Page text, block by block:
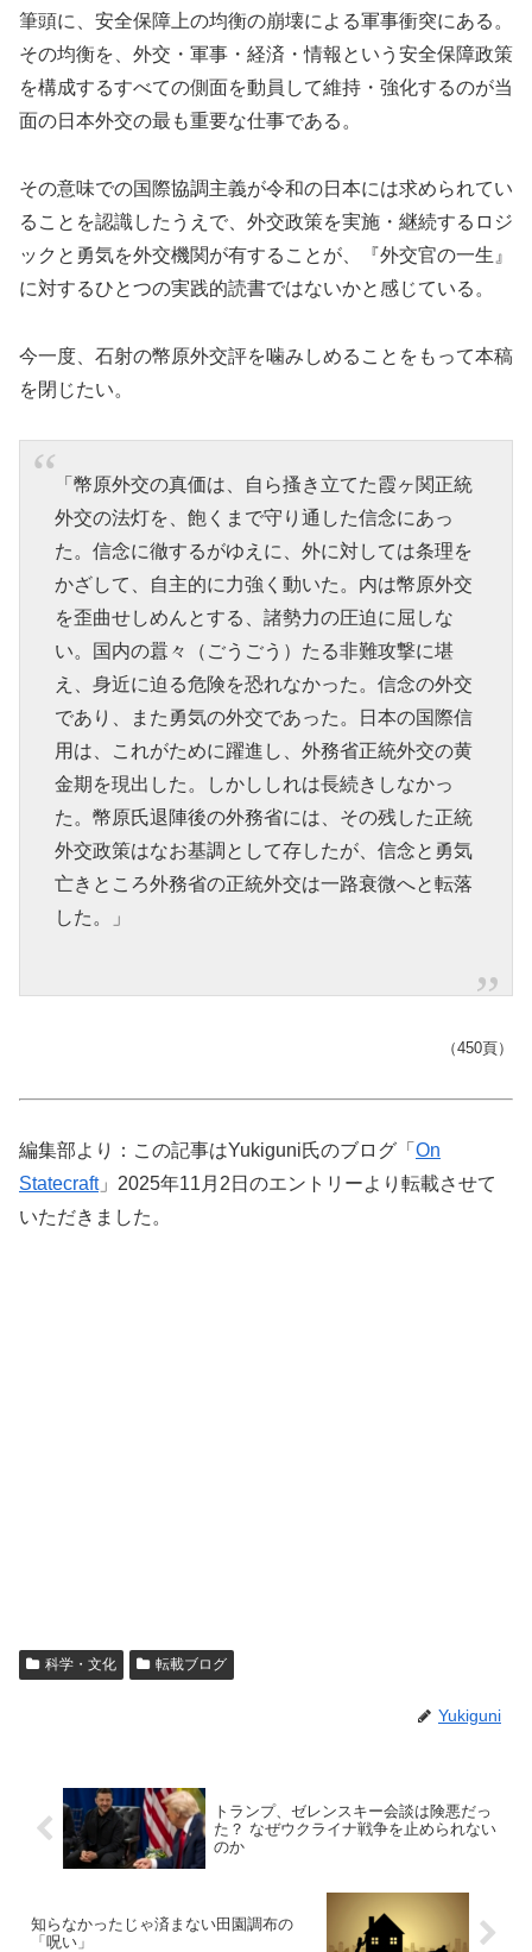
筆頭に、安全保障上の均衡の崩壊による軍事衝突にある。
その均衡を、外交・軍事・経済・情報という安全保障政策
を構成するすべての側面を動員して維持・強化するのが当
面の日本外交の最も重要な仕事である。
その意味での国際協調主義が令和の日本には求められてい
ることを認識したうえで、外交政策を実施・継続するロジ
ックと勇気を外交機関が有することが、『外交官の一生』
に対するひとつの実践的読書ではないかと感じている。
今一度、石射の幣原外交評を噛みしめることをもって本稿
を閉じたい。
「幣原外交の真価は、自ら搔き立てた霞ヶ関正統
外交の法灯を、飽くまで守り通した信念にあっ
た。信念に徹するがゆえに、外に対しては条理を
かざして、自主的に力強く動いた。内は幣原外交
を歪曲せしめんとする、諸勢力の圧迫に屈しな
い。国内の囂々（ごうごう）たる非難攻撃に堪
え、身近に迫る危険を恐れなかった。信念の外交
であり、また勇気の外交であった。日本の国際信
用は、これがために躍進し、外務省正統外交の黄
金期を現出した。しかししれは長続きしなかっ
た。幣原氏退陣後の外務省には、その残した正統
外交政策はなお基調として存したが、信念と勇気
亡きところ外務省の正統外交は一路衰微へと転落
した。」
（450頁）
編集部より：この記事はYukiguni氏のブログ「 On
Statecraft」2025年11月2日のエントリーより転載させて
いただきました。
科学・文化 転載ブログ
Yukiguni
トランプ、ゼレンスキー会談は険悪だっ
た？ なぜウクライナ戦争を止められない
のか
知らなかったじゃ済まない田園調布の
「呪い」